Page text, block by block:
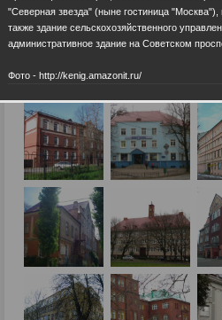
"Северная звезда" (ныне гостиница "Москва"),
также здание сельскохозяйственного
административное здание на Советском
Фото - http://kenig.amazonit.ru/